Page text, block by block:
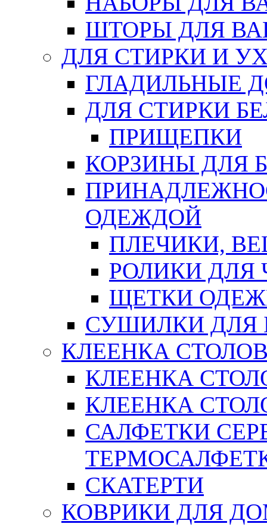
ШТОРЫ ДЛЯ
ДЛЯ СТИРКИ И
ГЛАДИЛЬНЫЕ
ДЛЯ СТИРКИ
ПРИЩЕПКИ
КОРЗИНЫ ДЛЯ
ОДЕЖДОЙ
ПЛЕЧИКИ,
РОЛИКИ ДЛЯ
ЩЕТКИ
СУШИЛКИ ДЛЯ
КЛЕЕНКА
КЛЕЕНКА
КЛЕЕНКА
САЛФЕТКИ
СКАТЕРТИ
КОВРИКИ ДЛЯ